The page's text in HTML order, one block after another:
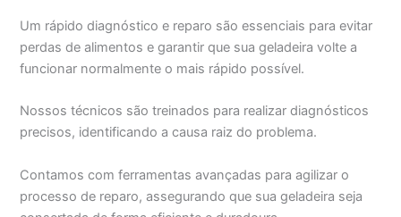
Um rápido diagnóstico e reparo são essenciais para evitar
perdas de alimentos e garantir que sua geladeira volte a
funcionar normalmente o mais rápido possível.
Nossos técnicos são treinados para realizar diagnósticos
precisos, identificando a causa raiz do problema.
Contamos com ferramentas avançadas para agilizar o
processo de reparo, assegurando que sua geladeira seja